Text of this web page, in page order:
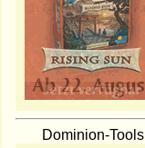
Dominion-Tools